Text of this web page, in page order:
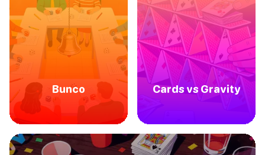
Bunco Cards vs Gravity